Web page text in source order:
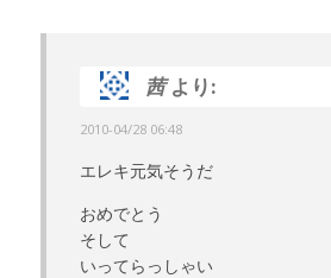
茜 より:
2010-04/28 06:48
エレキ元気そうだ
おめでとう
そして
いってらっしゃい